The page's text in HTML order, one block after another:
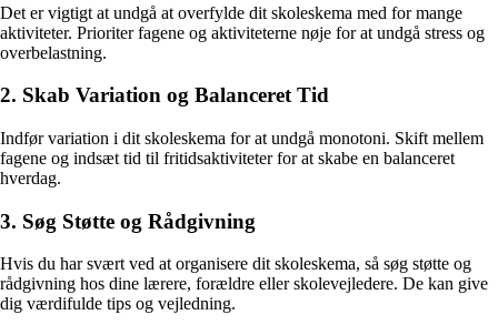
Det er vigtigt at undgå at overfylde dit skoleskema med for mange
aktiviteter. Prioriter fagene og aktiviteterne nøje for at undgå stress og
overbelastning.
2. Skab Variation og Balanceret Tid
Indfør variation i dit skoleskema for at undgå monotoni. Skift mellem
fagene og indsæt tid til fritidsaktiviteter for at skabe en balanceret
hverdag.
3. Søg Støtte og Rådgivning
Hvis du har svært ved at organisere dit skoleskema, så søg støtte og
rådgivning hos dine lærere, forældre eller skolevejledere. De kan give
dig værdifulde tips og vejledning.